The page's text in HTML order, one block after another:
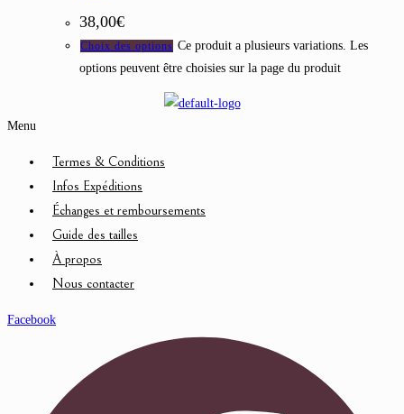
38,00€
Choix des options Ce produit a plusieurs variations. Les
options peuvent être choisies sur la page du produit
Menu
Termes & Conditions
Infos Expéditions
Échanges et remboursements
Guide des tailles
À propos
Nous contacter
Facebook